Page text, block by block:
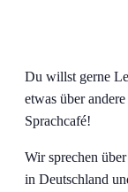
Du willst gerne
etwas über
Sprachcafé!
Wir sprechen
in Deutschland